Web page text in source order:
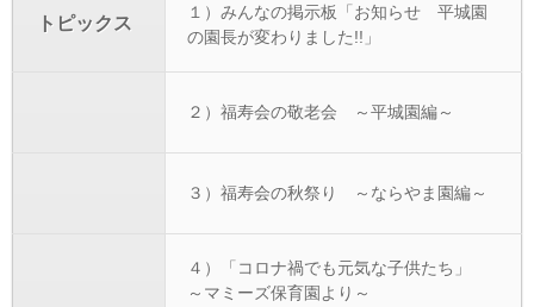
トピックス
１）みんなの掲示板「お知らせ 平城園
の園長が変わりました!!」
２）福寿会の敬老会 ～平城園編～
３）福寿会の秋祭り ～ならやま園編～
４）「コロナ禍でも元気な子供たち」
～マミーズ保育園より～